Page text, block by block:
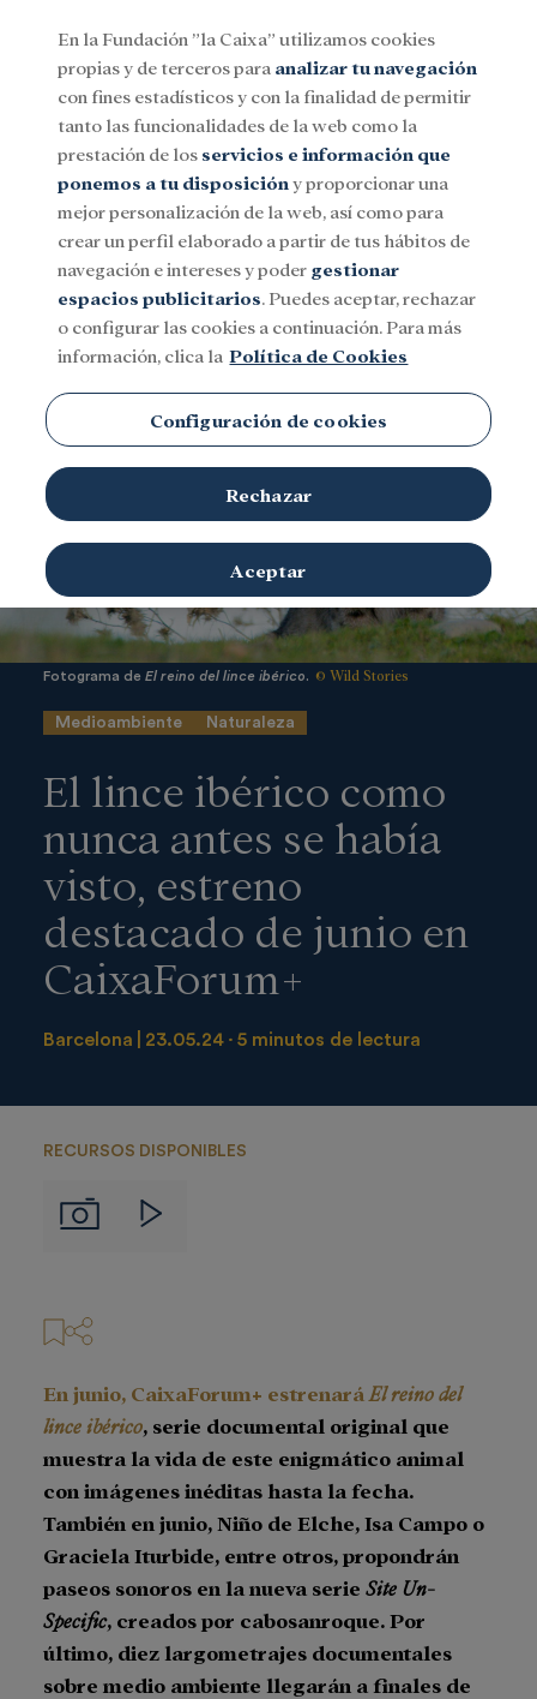
Menu
SocialInvestigación y becasCultura
Fotograma de El reino del lince ibérico. © Wild Stories
Medioambiente Naturaleza
El lince ibérico como
nunca antes se había
visto, estreno
destacado de junio en
CaixaForum+
Barcelona 23.05.24 5 minutos de lectura
RECURSOS DISPONIBLES
ImágenesVideos
En junio, CaixaForum+ estrenará El reino del
lince ibérico, serie documental original que
muestra la vida de este enigmático animal
con imágenes inéditas hasta la fecha.
También en junio, Niño de Elche, Isa Campo o
Graciela Iturbide, entre otros, propondrán
paseos sonoros en la nueva serie Site Un-
Specific, creados por cabosanroque. Por
último, diez largometrajes documentales
sobre medio ambiente llegarán a finales de
En la Fundación ”la Caixa” utilizamos cookies
propias y de terceros para analizar tu navegación
con fines estadísticos y con la finalidad de permitir
tanto las funcionalidades de la web como la
prestación de los servicios e información que
ponemos a tu disposición y proporcionar una
mejor personalización de la web, así como para
crear un perfil elaborado a partir de tus hábitos de
navegación e intereses y poder gestionar
espacios publicitarios. Puedes aceptar, rechazar
o configurar las cookies a continuación. Para más
información, clica la Política de Cookies
Configuración de cookies
Rechazar
Aceptar